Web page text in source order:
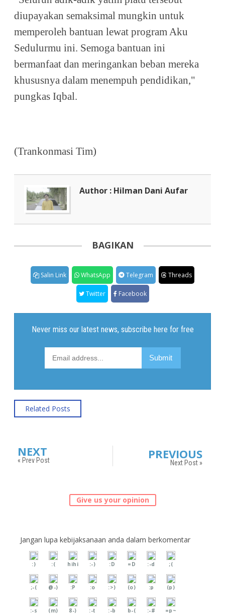
diupayakan semaksimal mungkin untuk
memperoleh bantuan lewat program Aku
Sedulurmu ini. Semoga bantuan ini
bermanfaat dan meringankan beban mereka
khususnya dalam menempuh pendidikan,"
pungkas Iqbal.
(Trankonmasi Tim)
Author : Hilman Dani Aufar
BAGIKAN
Salin Link WhatsApp Telegram Threads
Twitter Facebook
Related Posts
NEXT
« Prev Post PREVIOUS
Next Post »
Give us your opinion
Jangan lupa kebijaksanaan anda dalam berkomentar
:) :( hihi :-) :D =D :-d ;(
;-( @-) :P :o :>) (o) :p (p)
:-s (m) 8-) :-t :-b b-( :-# =p~